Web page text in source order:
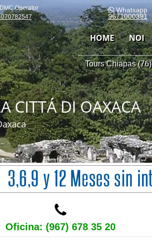
Operator
Whatsapp
9671000391
HOME NOI
Tours Chiapas (76)
CITTÁ DI OAXACA
Oficina: (967) 678 35 20